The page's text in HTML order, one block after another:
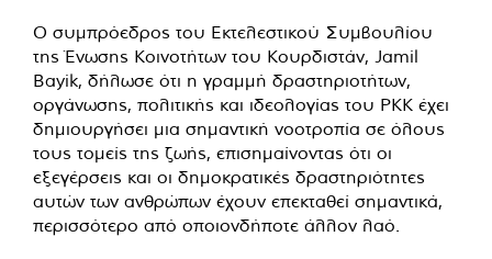
Ο συμπρόεδρος του Εκτελεστικού Συμβουλίου
της Ένωσης Κοινοτήτων του Κουρδιστάν, Jamil
Bayik, δήλωσε ότι η γραμμή δραστηριοτήτων,
οργάνωσης, πολιτικής και ιδεολογίας του PKK έχει
δημιουργήσει μια σημαντική νοοτροπία σε όλους
τους τομείς της ζωής, επισημαίνοντας ότι οι
εξεγέρσεις και οι δημοκρατικές δραστηριότητες
αυτών των ανθρώπων έχουν επεκταθεί σημαντικά,
περισσότερο από οποιονδήποτε άλλον λαό.